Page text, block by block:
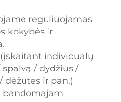
reguliuojamas
kokybės ir
individualų
spalvą / dydžius /
dėžutes ir pan.)
bandomajam